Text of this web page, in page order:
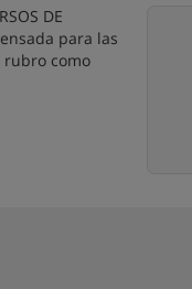
DE
para las
como